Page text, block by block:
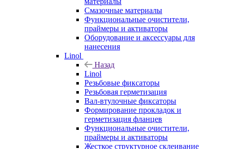
Смазочные материалы
Функциональные очистители,
праймеры и активаторы
Оборудование и аксессуары для
нанесения
Linol
Назад
Linol
Резьбовые фиксаторы
Резьбовая герметизация
Вал-втулочные фиксаторы
Формирование прокладок и
герметизация фланцев
Функциональные очистители,
праймеры и активаторы
Жесткое структурное склеивание